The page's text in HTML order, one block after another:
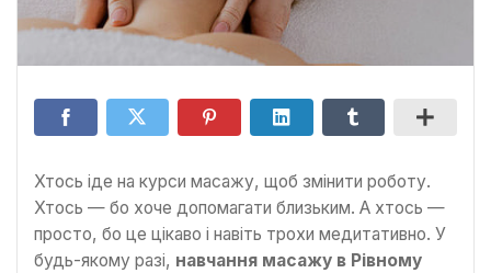
Хтось іде на курси масажу, щоб змінити роботу.
Хтось — бо хоче допомагати близьким. А хтось —
просто, бо це цікаво і навіть трохи медитативно. У
будь-якому разі, навчання масажу в Рівному